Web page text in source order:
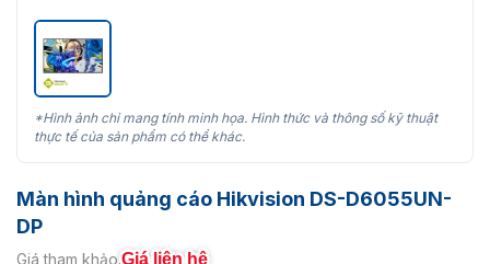
*Hình ảnh chỉ mang tính minh họa. Hình thức và thông số kỹ thuật
thực tế của sản phẩm có thể khác.
Màn hình quảng cáo Hikvision DS-D6055UN-
DP
Giá tham khảo:Giá liên hệ